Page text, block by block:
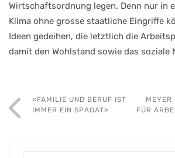
Wirtschaftsordnung legen. Denn nur in
Klima ohne grosse staatliche Eingriffe
Ideen gedeihen, die letztlich die
damit den Wohlstand sowie das soziale
«FAMILIE UND BERUF IST
IMMER EIN SPAGAT»
MEYER
FÜR